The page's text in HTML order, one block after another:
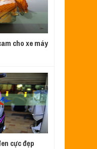
cho xe máy
cực đẹp